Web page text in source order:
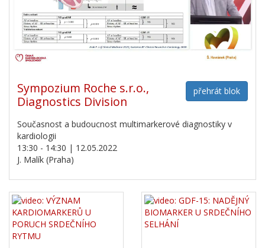
přehrát blok
Sympozium Roche s.r.o.,
Diagnostics Division
Současnost a budoucnost multimarkerové diagnostiky v
kardiologii
13:30 - 14:30 | 12.05.2022
J. Malík (Praha)